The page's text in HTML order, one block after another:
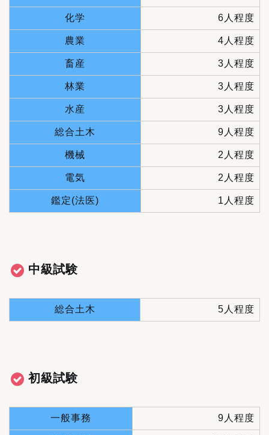
化学 6人程度
農業 4人程度
畜産 3人程度
林業 3人程度
水産 3人程度
総合土木 9人程度
機械 2人程度
電気 2人程度
鑑定(法医) 1人程度
中級試験
総合土木 5人程度
初級試験
一般事務 9人程度